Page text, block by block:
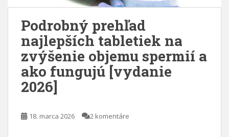
Podrobný prehľad
najlepších tabletiek na
zvýšenie objemu spermií a
ako fungujú [vydanie
2026]
18. marca 2026 2 komentáre